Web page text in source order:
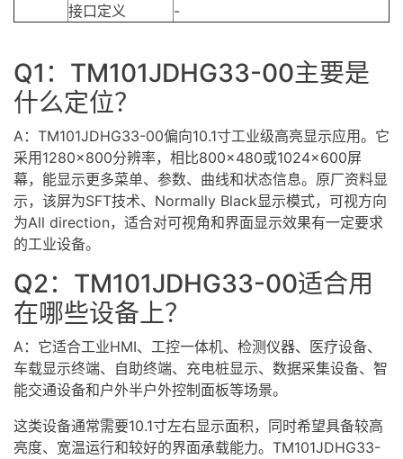
接口定义
-
Q1：TM101JDHG33-00主要是
什么定位？
A：TM101JDHG33-00偏向10.1寸工业级高亮显示应用。它
采用1280×800分辨率，相比800×480或1024×600屏
幕，能显示更多菜单、参数、曲线和状态信息。原厂资料显
示，该屏为SFT技术、Normally Black显示模式，可视方向
为All direction，适合对可视角和界面显示效果有一定要求
的工业设备。
Q2：TM101JDHG33-00适合用
在哪些设备上？
A：它适合工业HMI、工控一体机、检测仪器、医疗设备、
车载显示终端、自助终端、充电桩显示、数据采集设备、智
能交通设备和户外半户外控制面板等场景。
这类设备通常需要10.1寸左右显示面积，同时希望具备较高
亮度、宽温运行和较好的界面承载能力。TM101JDHG33-